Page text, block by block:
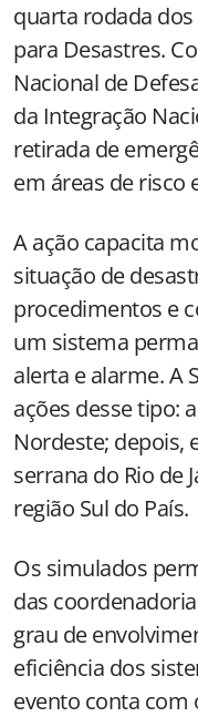
quarta rodada
para Desastres.
Nacional de
da Integração
retirada de
em áreas de risco
A ação capacita
situação de
procedimentos e
um sistema
alerta e alarme. A
ações desse tipo:
Nordeste; depois,
serrana do Rio de
região Sul do País.
Os simulados
das
grau de
eficiência dos
evento conta com